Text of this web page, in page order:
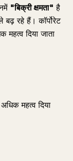
"बिक्री क्षमता" है
बढ़ रहे हैं। कॉर्पोरेट
दिया जाता
महत्व दिया